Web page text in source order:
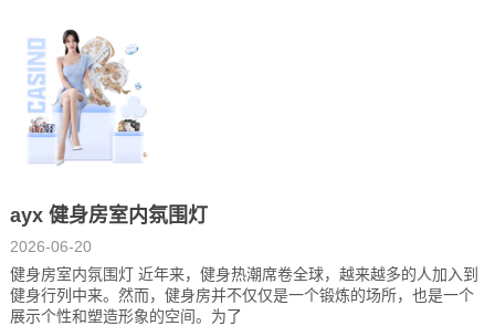
ayx 健身房室内氛围灯
2026-06-20
健身房室内氛围灯 近年来，健身热潮席卷全球，越来越多的人加入到
健身行列中来。然而，健身房并不仅仅是一个锻炼的场所，也是一个
展示个性和塑造形象的空间。为了